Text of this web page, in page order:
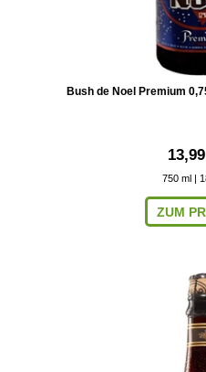
Bush de Noel Premium
750 ml |
ZUM